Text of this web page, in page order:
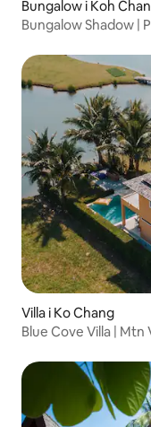
Bungalow i Koh
Bungalow Shadow |
Villa i Ko Chang
Blue Cove Villa | Mtn